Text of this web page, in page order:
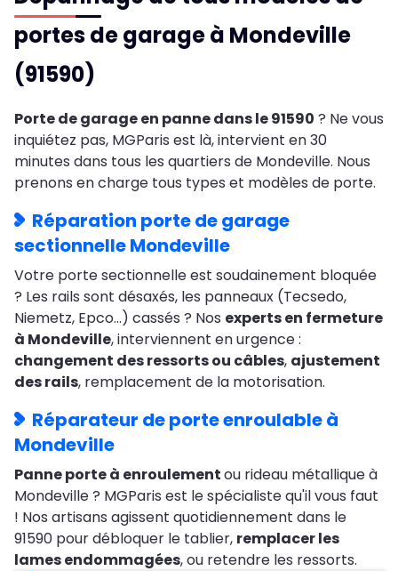
portes de garage à Mondeville
(91590)
Porte de garage en panne dans le 91590 ? Ne vous
inquiétez pas, MGParis est là, intervient en 30
minutes dans tous les quartiers de Mondeville. Nous
prenons en charge tous types et modèles de porte.
Réparation porte de garage
sectionnelle Mondeville
Votre porte sectionnelle est soudainement bloquée
? Les rails sont désaxés, les panneaux (Tecsedo,
Niemetz, Epco…) cassés ? Nos experts en fermeture
à Mondeville, interviennent en urgence :
changement des ressorts ou câbles, ajustement
des rails, remplacement de la motorisation.
Réparateur de porte enroulable à
Mondeville
Panne porte à enroulementou rideau métallique à
Mondeville ? MGParis est le spécialiste qu'il vous faut
! Nos artisans agissent quotidiennement dans le
91590 pour débloquer le tablier, remplacer les
lames endommagées, ou retendre les ressorts.